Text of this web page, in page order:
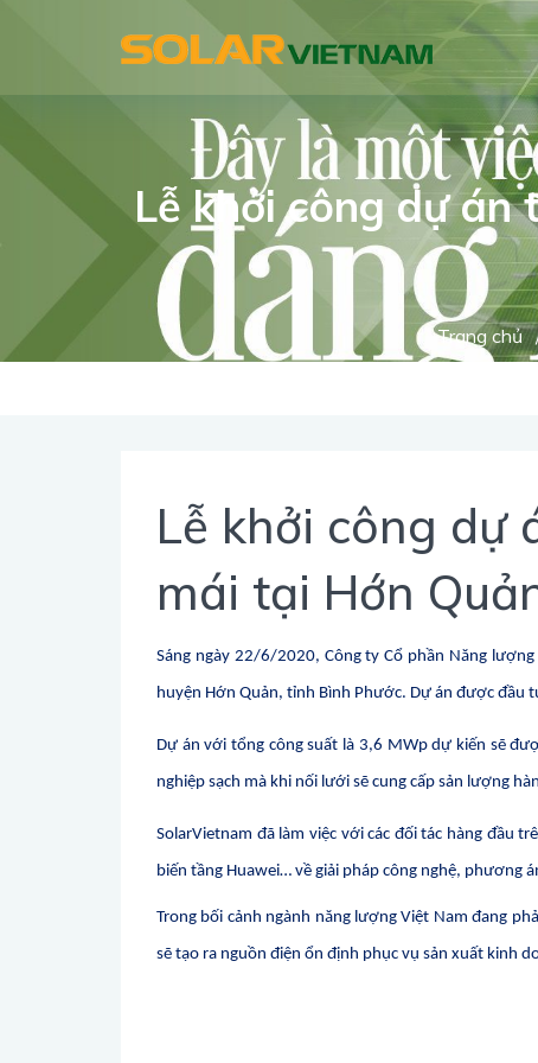
Lễ khởi công dự
Trang chủ
Lễ khởi công dự
mái tại Hớn
Sáng ngày 22/6/2020, Công ty Cổ phần Năng
huyện Hớn Quản, tỉnh Bình Phước. Dự án được đầu
Dự án với tổng công suất là 3,6 MWp dự kiến sẽ
nghiệp sạch mà khi nối lưới sẽ cung cấp sản lượng
SolarVietnam đã làm việc với các đối tác hàng đầu
biến tầng Huawei… về giải pháp công nghệ, phương
Trong bối cảnh ngành năng lượng Việt Nam đang
sẽ tạo ra nguồn điện ổn định phục vụ sản xuất kinh